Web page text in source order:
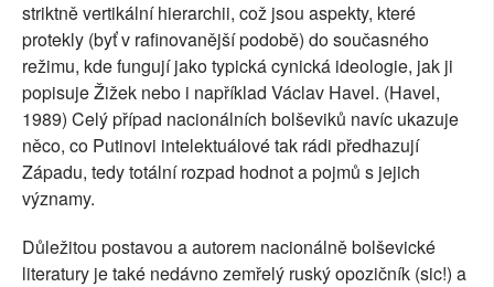
striktně vertikální hierarchii, což jsou aspekty, které
protekly (byť v rafinovanější podobě) do současného
režimu, kde fungují jako typická cynická ideologie, jak ji
popisuje Žižek nebo i například Václav Havel. (Havel,
1989) Celý případ nacionálních bolševiků navíc ukazuje
něco, co Putinovi intelektuálové tak rádi předhazují
Západu, tedy totální rozpad hodnot a pojmů s jejich
významy.
Důležitou postavou a autorem nacionálně bolševické
literatury je také nedávno zemřelý ruský opozičník (sic!) a